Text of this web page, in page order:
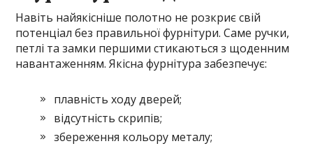
Навіть найякісніше полотно не розкриє свій
потенціал без правильної фурнітури. Саме ручки,
петлі та замки першими стикаються з щоденним
навантаженням. Якісна фурнітура забезпечує:
плавність ходу дверей;
відсутність скрипів;
збереження кольору металу;